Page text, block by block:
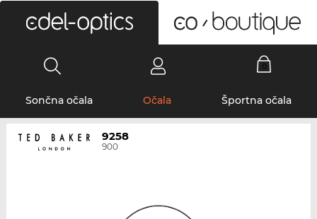
Sončna očala Očala Športna očala
9258
900